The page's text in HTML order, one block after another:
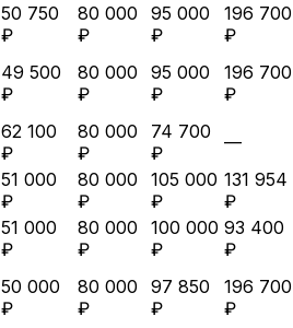
50 750
₽
80 000
₽
95 000
₽
196 700
₽
49 500
₽
80 000
₽
95 000
₽
196 700
₽
62 100
₽
80 000
₽
74 700
₽
—
51 000
₽
80 000
₽
105 000
₽
131 954
₽
51 000
₽
80 000
₽
100 000
₽
93 400
₽
50 000
₽
80 000
₽
97 850
₽
196 700
₽